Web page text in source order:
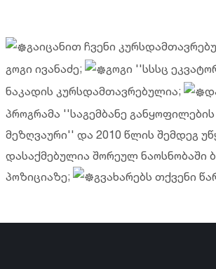
გაიცანით ჩვენი
გოგი ივანაძე;
გოგი ''სსსც
ნაკადის კურსდამთავრებულია;
პროგრამა ''საგემბანე
მეზღვაური'' და 2010 წლის შემდეგ
დასაქმებულია შორეულ ნაოსნობაში
პოზიციაზე;
გვახარებს თქვენი